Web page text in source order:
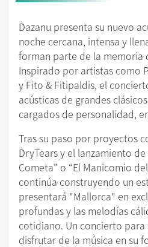
Dazanu presenta su nuevo
noche cercana, intensa y
forman parte de la memoria
Inspirado por artistas como
y Fito & Fitipaldis, el
acústicas de grandes
cargados de personalidad,
Tras su paso por proyectos
DryTears y el lanzamiento
Cometa” o “El Manicomio
continúa construyendo un
presentará "Mallorca" en
profundas y las melodías
cotidiano. Un concierto para
disfrutar de la música en su